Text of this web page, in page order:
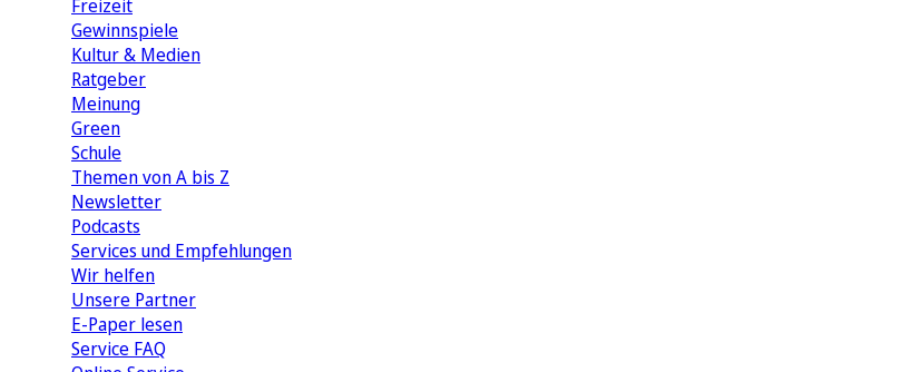
Freizeit
Gewinnspiele
Kultur & Medien
Ratgeber
Meinung
Green
Schule
Themen von A bis Z
Newsletter
Podcasts
Services und Empfehlungen
Wir helfen
Unsere Partner
E-Paper lesen
Service FAQ